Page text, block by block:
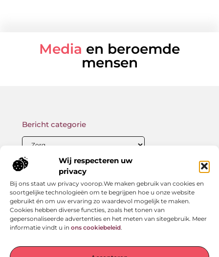
Wij respecteren uw
privacy
Bij ons staat uw privacy voorop.We maken gebruik van cookies en
soortgelijke technologieën om te begrijpen hoe u onze website
gebruikt én om uw ervaring zo waardevol mogelijk te maken.
Cookies hebben diverse functies, zoals het tonen van
gepersonaliseerde advertenties en het meten van sitegebruik. Meer
informatie vindt u in ons cookiebeleid.
Media en beroemde
mensen
Onze informatie
Bericht categorie